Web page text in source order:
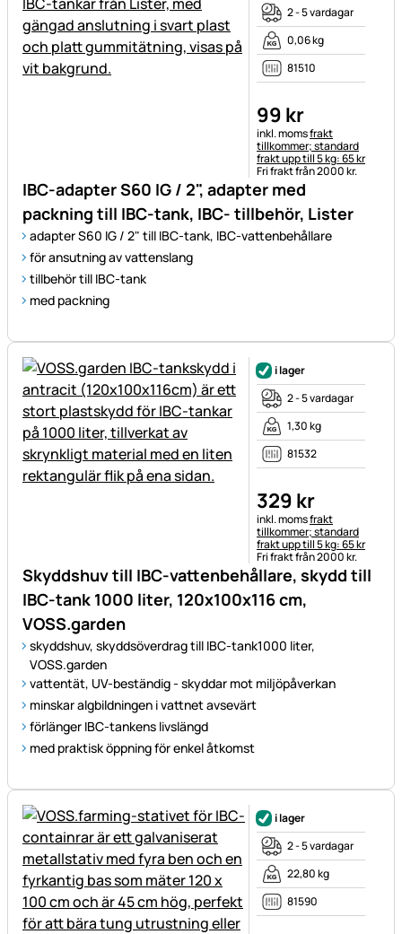
IBC-adapter S60 IG / 2", adapter med
packning till IBC-tank, IBC- tillbehör, Lister
adapter S60 IG / 2" till IBC-tank, IBC-vattenbehållare
för ansutning av vattenslang
tillbehör till IBC-tank
med packning
2 - 5 vardagar
0,06 kg
81510
99 kr
Skatteinformation:
inkl. momsfrakt
tillkommer; standard
frakt upp till 5 kg: 65 kr
Fri frakt från 2000 kr.
Skyddshuv till IBC-vattenbehållare, skydd till
IBC-tank 1000 liter, 120x100x116 cm,
VOSS.garden
skyddshuv, skyddsöverdrag till IBC-tank1000 liter,
VOSS.garden
vattentät, UV-beständig - skyddar mot miljöpåverkan
minskar algbildningen i vattnet avsevärt
förlänger IBC-tankens livslängd
med praktisk öppning för enkel åtkomst
i lager
2 - 5 vardagar
1,30 kg
81532
329 kr
Skatteinformation:
inkl. momsfrakt
tillkommer; standard
frakt upp till 5 kg: 65 kr
Fri frakt från 2000 kr.
i lager
2 - 5 vardagar
22,80 kg
81590